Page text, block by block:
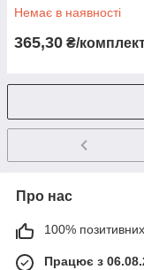
Немає в наявності
365,30 ₴/
Про нас
100% позитивних
Працює з